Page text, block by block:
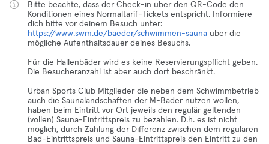
Bitte beachte, dass der Check-in über den QR-Code den
Konditionen eines Normaltarif-Tickets entspricht. Informiere
dich bitte vor deinem Besuch unter:
https://www.swm.de/baeder/schwimmen-sauna über die
mögliche Aufenthaltsdauer deines Besuchs.
Für die Hallenbäder wird es keine Reservierungspflicht geben.
Die Besucheranzahl ist aber auch dort beschränkt.
Urban Sports Club Mitglieder die neben dem Schwimmbetrieb
auch die Saunalandschaften der M-Bäder nutzen wollen,
haben beim Eintritt vor Ort jeweils den regulär geltenden
(vollen) Sauna-Eintrittspreis zu bezahlen. D.h. es ist nicht
möglich, durch Zahlung der Differenz zwischen dem regulären
Bad-Eintrittspreis und Sauna-Eintrittspreis den Eintritt zu den